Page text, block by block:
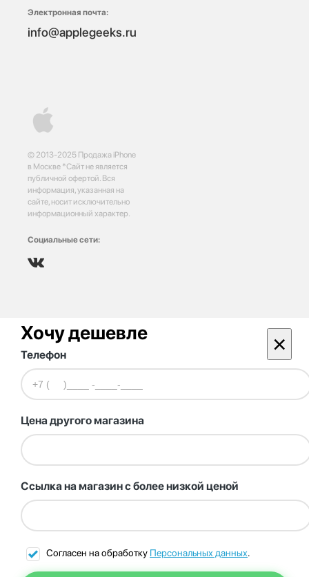
© 2013-2025 Продажа iPhone
в Москве *Сайт не является
публичной офертой. Вся
информация, указанная на
сайте, носит исключительно
информационный характер.
Социальные сети:
Электронная почта:
info@applegeeks.ru
Хочу дешевле ×
Телефон
Цена другого магазина
Ссылка на магазин с более низкой ценой
Согласен на обработку Персональных данных.